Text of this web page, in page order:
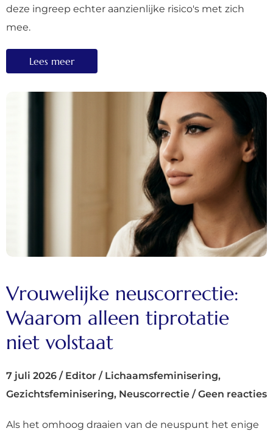
deze ingreep echter aanzienlijke risico's met zich
mee.
Lees meer
Vrouwelijke neuscorrectie:
Waarom alleen tiprotatie
niet volstaat
7 juli 2026 / Editor / Lichaamsfeminisering,
Gezichtsfeminisering, Neuscorrectie / Geen reacties
Als het omhoog draaien van de neuspunt het enige